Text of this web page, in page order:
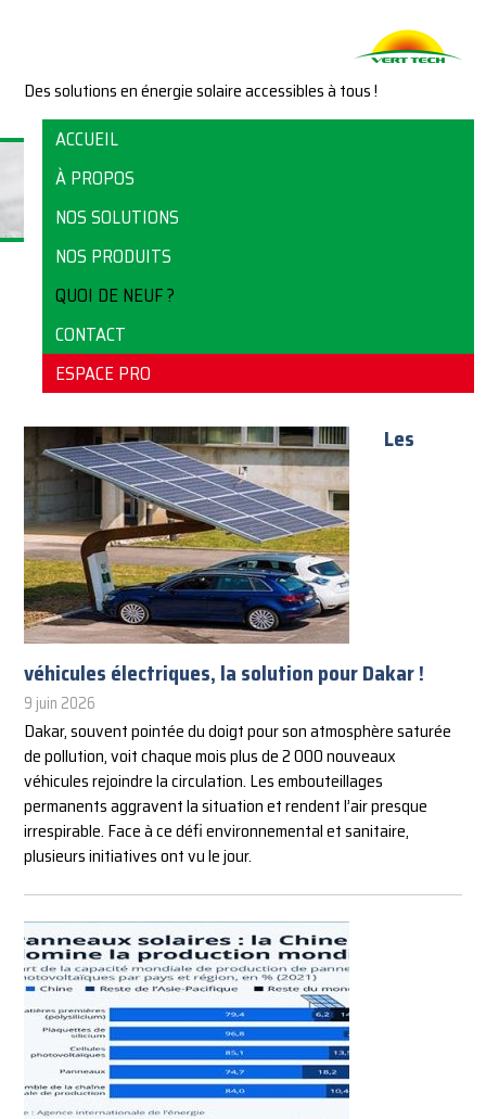
Des solutions en énergie solaire accessibles à tous !
ACCUEIL
À PROPOS
NOS SOLUTIONS
NOS PRODUITS
QUOI DE NEUF ?
CONTACT
ESPACE PRO
QUOI DE NEUF ?
Des nouvelles de Vert Tech.
Les
véhicules électriques, la solution pour Dakar !
9 juin 2026
Dakar, souvent pointée du doigt pour son atmosphère saturée
de pollution, voit chaque mois plus de 2 000 nouveaux
véhicules rejoindre la circulation. Les embouteillages
permanents aggravent la situation et rendent l’air presque
irrespirable. Face à ce défi environnemental et sanitaire,
plusieurs initiatives ont vu le jour.